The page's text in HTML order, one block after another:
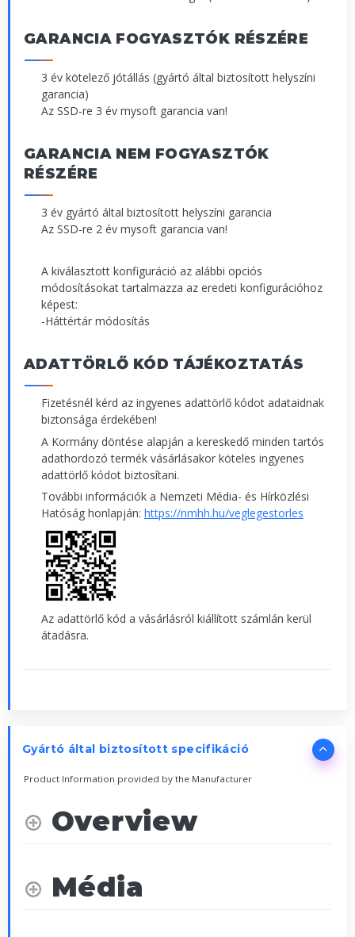
GARANCIA FOGYASZTÓK RÉSZÉRE
3 év kötelező jótállás (gyártó által biztosított helyszíni
garancia)
Az SSD-re 3 év mysoft garancia van!
GARANCIA NEM FOGYASZTÓK
RÉSZÉRE
3 év gyártó által biztosított helyszíni garancia
Az SSD-re 2 év mysoft garancia van!
A kiválasztott konfiguráció az alábbi opciós
módosításokat tartalmazza az eredeti konfigurációhoz
képest:
-Háttértár módosítás
ADATTÖRLŐ KÓD TÁJÉKOZTATÁS
Fizetésnél kérd az ingyenes adattörlő kódot adataidnak
biztonsága érdekében!
A Kormány döntése alapján a kereskedő minden tartós
adathordozó termék vásárlásakor köteles ingyenes
adattörlő kódot biztosítani.
További információk a Nemzeti Média- és Hírközlési
Hatóság honlapján: https://nmhh.hu/veglegestorles
Az adattörlő kód a vásárlásról kiállított számlán kerül
átadásra.
Gyártó által biztosított specifikáció
Product Information provided by the Manufacturer
Overview
Média